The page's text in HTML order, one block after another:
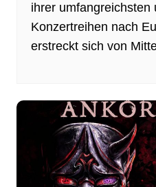
ihrer umfangreichsten
Konzertreihen nach
erstreckt sich von